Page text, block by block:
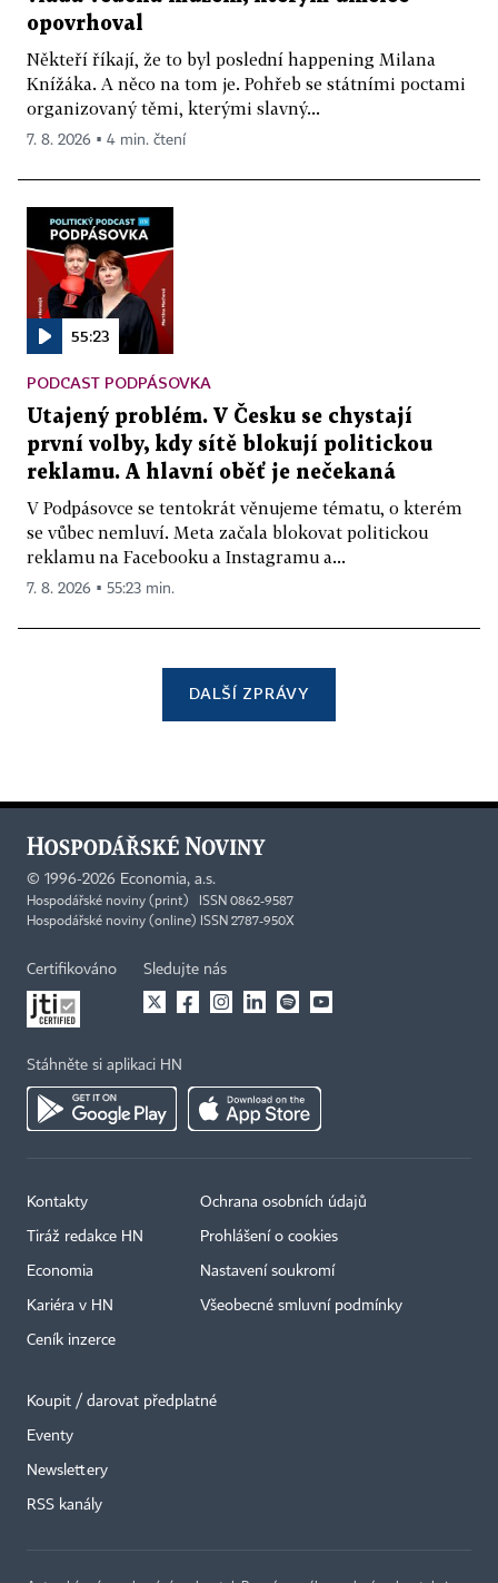
opovrhoval
Někteří říkají, že to byl poslední happening Milana
Knížáka. A něco na tom je. Pohřeb se státními poctami
organizovaný těmi, kterými slavný...
7. 8. 2026 ▪ 4 min. čtení
55:23
PODCAST PODPÁSOVKA
Utajený problém. V Česku se chystají
první volby, kdy sítě blokují politickou
reklamu. A hlavní oběť je nečekaná
V Podpásovce se tentokrát věnujeme tématu, o kterém
se vůbec nemluví. Meta začala blokovat politickou
reklamu na Facebooku a Instagramu a...
7. 8. 2026 ▪ 55:23 min.
DALŠÍ ZPRÁVY
© 1996-2026 Economia, a.s.
Hospodářské noviny (print) ISSN 0862-9587
Hospodářské noviny (online) ISSN 2787-950X
Certifikováno Sledujte nás
Stáhněte si aplikaci HN
Kontakty
Tiráž redakce HN
Economia
Kariéra v HN
Ceník inzerce
Ochrana osobních údajů
Prohlášení o cookies
Nastavení soukromí
Všeobecné smluvní podmínky
Koupit / darovat předplatné
Eventy
Newslettery
RSS kanály